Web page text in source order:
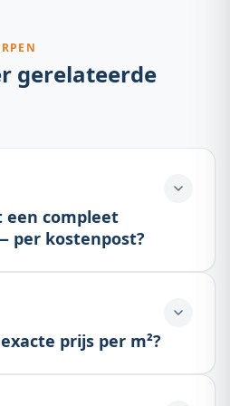
gerelateerde
compleet
per kostenpost?
prijs per m²?